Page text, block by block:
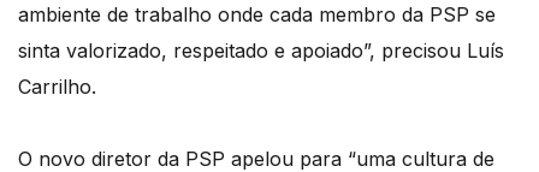
ambiente de trabalho onde cada membro da PSP se
sinta valorizado, respeitado e apoiado”, precisou Luís
Carrilho.
O novo diretor da PSP apelou para “uma cultura de